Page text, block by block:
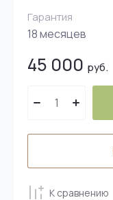
Гарантия
18 месяцев
45 000 руб.
К сравнению